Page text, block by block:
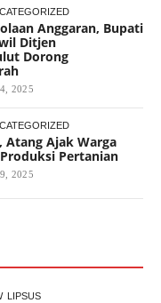
Anggaran, Bupati
Ditjen
Dorong
2025
Ajak Warga
Pertanian
2025
LIPSUS